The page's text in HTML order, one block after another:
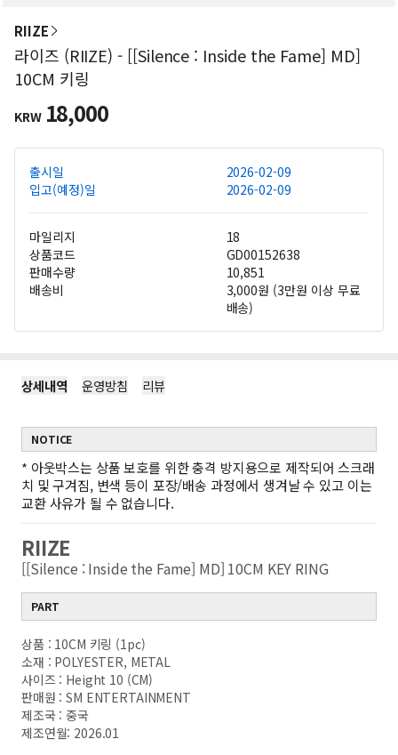
RIIZE
라이즈 (RIIZE) - [[Silence : Inside the Fame] MD]
10CM 키링
KRW 18,000
출시일
2026-02-09
입고(예정)일
2026-02-09
마일리지
18
상품코드
GD00152638
판매수량
10,851
배송비
3,000원 (3만원 이상 무료
배송)
상세내역 운영방침 리뷰
NOTICE
* 아웃박스는 상품 보호를 위한 충격 방지용으로 제작되어 스크래
치 및 구겨짐, 변색 등이 포장/배송 과정에서 생겨날 수 있고 이는
교환 사유가 될 수 없습니다.
RIIZE
[[Silence : Inside the Fame] MD] 10CM KEY RING
PART
상품 : 10CM 키링 (1pc)
소재 : POLYESTER, METAL
사이즈 : Height 10 (CM)
판매원 : SM ENTERTAINMENT
제조국 : 중국
제조연월: 2026.01